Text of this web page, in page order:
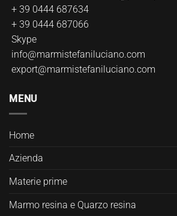
+ 39 0444 687634
+ 39 0444 687066
Skype
info@marmistefaniluciano.com
export@marmistefaniluciano.com
MENU
Home
Azienda
Materie prime
Marmo resina e Quarzo resina